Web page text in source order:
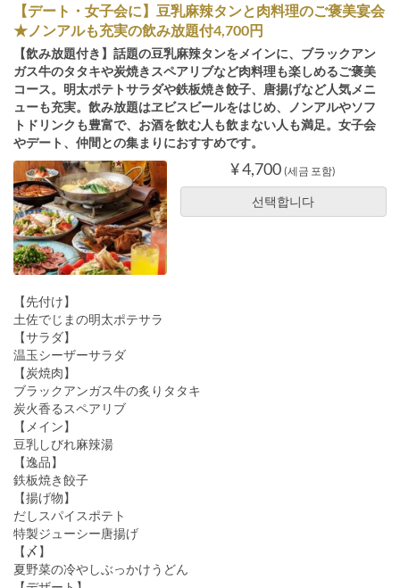
【デート・女子会に】豆乳麻辣タンと肉料理のご褒美宴会
★ノンアルも充実の飲み放題付4,700円
【飲み放題付き】話題の豆乳麻辣タンをメインに、ブラックアン
ガス牛のタタキや炭焼きスペアリブなど肉料理も楽しめるご褒美
コース。明太ポテトサラダや鉄板焼き餃子、唐揚げなど人気メニ
ューも充実。飲み放題はヱビスビールをはじめ、ノンアルやソフ
トドリンクも豊富で、お酒を飲む人も飲まない人も満足。女子会
やデート、仲間との集まりにおすすめです。
¥ 4,700 (세금 포함)
선택합니다
【先付け】
土佐でじまの明太ポテサラ
【サラダ】
温玉シーザーサラダ
【炭焼肉】
ブラックアンガス牛の炙りタタキ
炭火香るスペアリブ
【メイン】
豆乳しびれ麻辣湯
【逸品】
鉄板焼き餃子
【揚げ物】
だしスパイスポテト
特製ジューシー唐揚げ
【〆】
夏野菜の冷やしぶっかけうどん